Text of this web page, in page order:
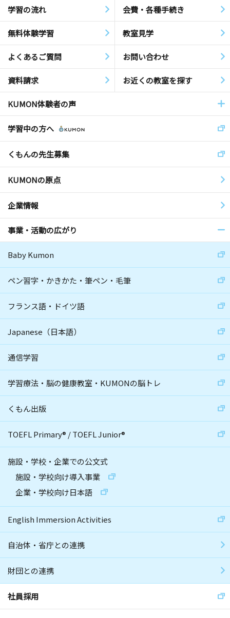
学習の流れ 会費・各種手続き
無料体験学習 教室見学
よくあるご質問 お問い合わせ
資料請求 お近くの教室を探す
KUMON体験者の声
学習中の方へ
くもんの先生募集
KUMONの原点
企業情報
事業・活動の広がり
Baby Kumon
ペン習字・かきかた・筆ペン・毛筆
フランス語・ドイツ語
Japanese（日本語）
通信学習
学習療法・脳の健康教室・KUMONの脳トレ
くもん出版
TOEFL Primary® /TOEFL Junior®
施設・学校・企業での公文式
施設・学校向け導入事業
企業・学校向け日本語
English Immersion Activities
自治体・省庁との連携
財団との連携
社員採用